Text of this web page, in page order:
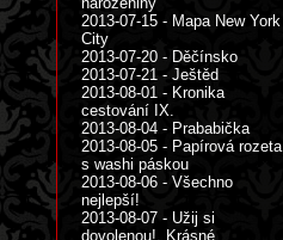
2013-07-15 - Mapa New York
City
2013-07-20 - Děčínsko
2013-07-21 - Ještěd
2013-08-01 - Kronika
cestování IX.
2013-08-04 - Prababička
2013-08-05 - Papírová rozeta
s washi páskou
2013-08-06 - Všechno
nejlepší!
2013-08-07 - Užij si
dovolenou!, Krásné